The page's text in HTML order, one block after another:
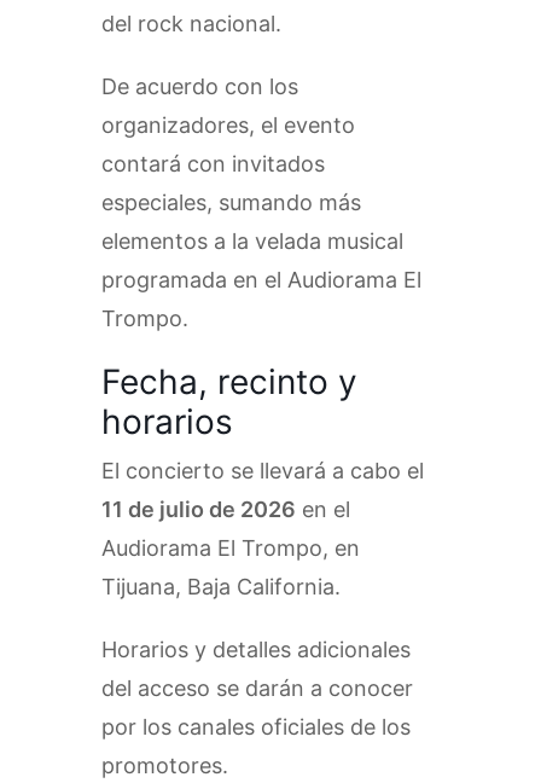
del rock nacional.
De acuerdo con los
organizadores, el evento
contará con invitados
especiales, sumando más
elementos a la velada musical
programada en el Audiorama El
Trompo.
Fecha, recinto y
horarios
El concierto se llevará a cabo el
11 de julio de 2026 en el
Audiorama El Trompo, en
Tijuana, Baja California.
Horarios y detalles adicionales
del acceso se darán a conocer
por los canales oficiales de los
promotores.